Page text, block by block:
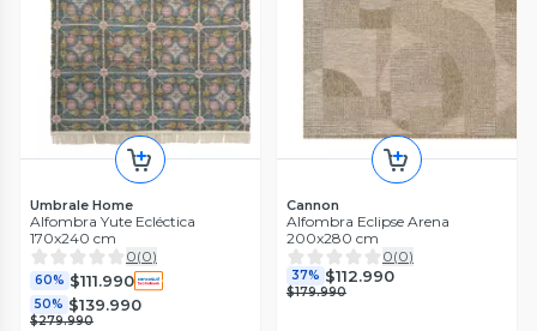
Umbrale Home
Alfombra Yute Ecléctica
170x240 cm
0(0)
60% $111.990
50% $139.990
$279.990
Cannon
Alfombra Eclipse Arena
200x280 cm
0(0)
37% $112.990
$179.990